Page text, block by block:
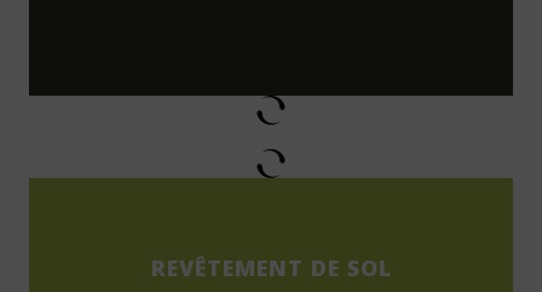
REVÊTEMENT DE SOL